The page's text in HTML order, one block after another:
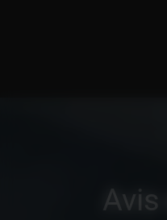
Avis